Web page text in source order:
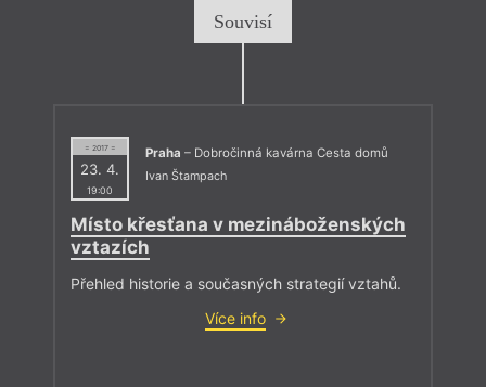
Souvisí
= 2017 =
23. 4.
19:00
Praha – Dobročinná kavárna Cesta domů
Ivan Štampach
Místo křesťana v mezináboženských
vztazích
Přehled historie a současných strategií vztahů.
Více info